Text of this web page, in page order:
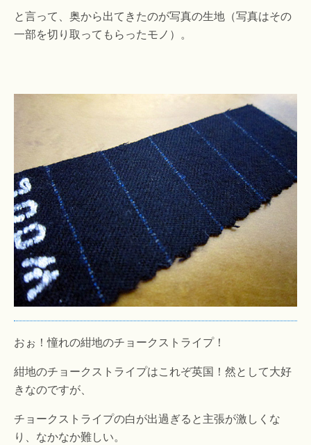
と言って、奥から出てきたのが写真の生地（写真はその
一部を切り取ってもらったモノ）。
おぉ！憧れの紺地のチョークストライプ！
紺地のチョークストライプはこれぞ英国！然として大好
きなのですが、
チョークストライプの白が出過ぎると主張が激しくな
り、なかなか難しい。